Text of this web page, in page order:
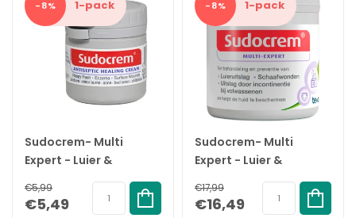
-8% 1-pack
Sudocrem- Multi
Expert - Luier &
Billencrème - 60gr
€5,99
€5,49
-8% 1-pack
Sudocrem- Multi
Expert - Luier &
Billencrème - 400gr
€17,99
€16,49